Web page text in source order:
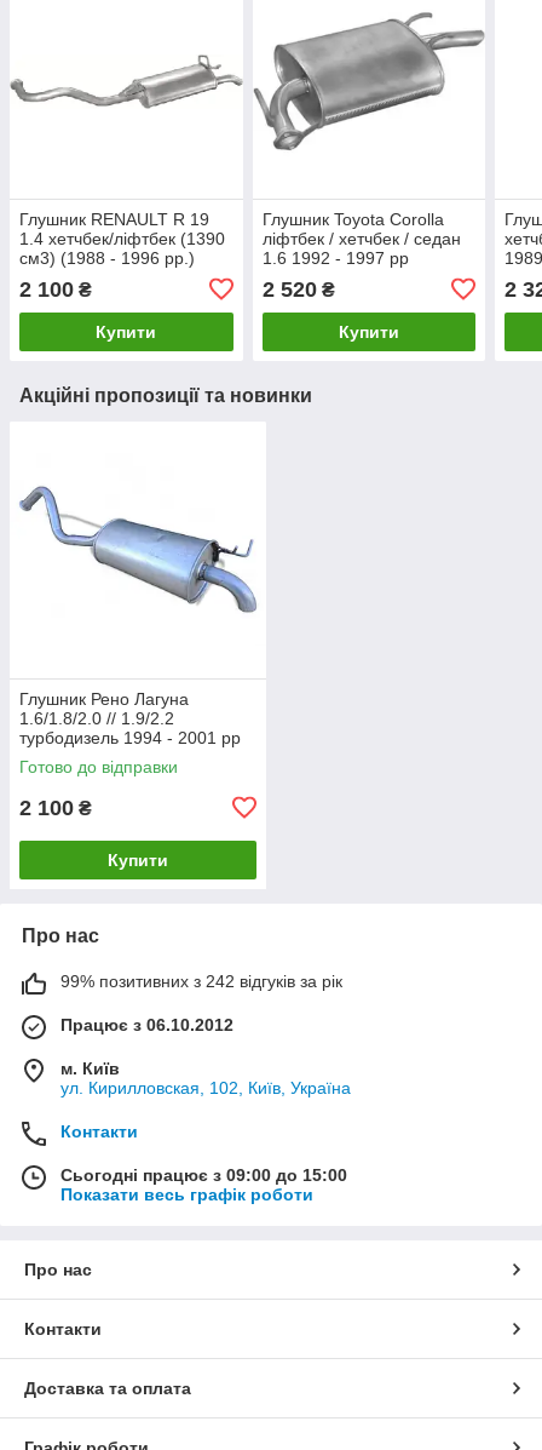
Глушник RENAULT R 19
1.4 хетчбек/ліфтбек (1390
см3) (1988 - 1996 рр.)
2 100 ₴
Купити
Глушник Toyota Corolla
ліфтбек / хетчбек / седан
1.6 1992 - 1997 рр
2 520₴
Купити
2
Акційні пропозиції та новинки
Глушник Рено Лагуна
1.6/1.8/2.0 // 1.9/2.2
турбодизель 1994 - 2001 рр
Босал
Готово до відправки
2 100 ₴
Купити
Про нас
99% позитивних з 242 відгуків за рік
Працює з 06.10.2012
м. Київ
ул. Кирилловская, 102, Київ, Україна
Контакти
Сьогодні працює з 09:00 до 15:00
Показати весь графік роботи
Про нас
Контакти
Доставка та оплата